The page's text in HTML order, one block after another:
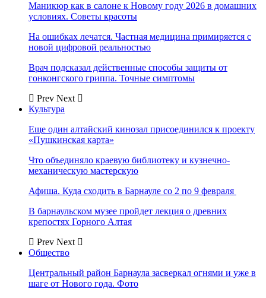
Маникюр как в салоне к Новому году 2026 в домашних
условиях. Советы красоты
На ошибках лечатся. Частная медицина примиряется с
новой цифровой реальностью
Врач подсказал действенные способы защиты от
гонконгского гриппа. Точные симптомы
Prev Next
Культура
Еще один алтайский кинозал присоединился к проекту
«Пушкинская карта»
Что объединяло краевую библиотеку и кузнечно-
механическую мастерскую
Афиша. Куда сходить в Барнауле со 2 по 9 февраля
В барнаульском музее пройдет лекция о древних
крепостях Горного Алтая
Prev Next
Общество
Центральный район Барнаула засверкал огнями и уже в
шаге от Нового года. Фото